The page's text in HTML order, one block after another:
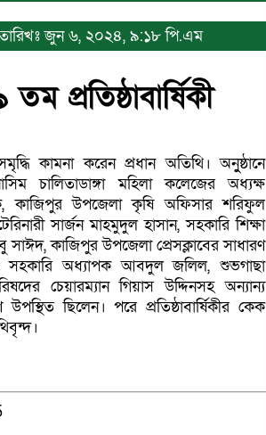
জুন ৬, ২০২৪, ৯:১৮ পি.এম
প্রতিষ্ঠাবার্ষিকী
কামনা করেন প্রধান অতিথি। অনুুষ্ঠানে
চালিতাডাঙ্গা মহিলা কলেজের অধ্যক্ষ
উপজেলা কৃষি অফিসার শরিফুল
সার্জন মাহমুদুল হাসান, সহকারি শিক্ষা
কাজিপুর উপজেলা প্রেসক্লাবের সাধারণ
অধ্যাপক আবদুল জলিল, শুভগাছা
চেয়ারম্যান গিয়াস উদ্দিনসহ অন্যান্য
উপস্থিত ছিলেন। পরে প্রতিষ্ঠাবার্ষিকীর কেক